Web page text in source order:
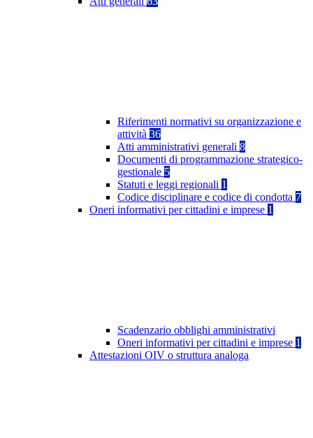
Riferimenti normativi su organizzazione e
attività 36
Atti amministrativi generali 8
Documenti di programmazione strategico-
gestionale 5
Statuti e leggi regionali 1
Codice disciplinare e codice di condotta 7
Oneri informativi per cittadini e imprese 1
Scadenzario obblighi amministrativi
Oneri informativi per cittadini e imprese 1
Attestazioni OIV o struttura analoga